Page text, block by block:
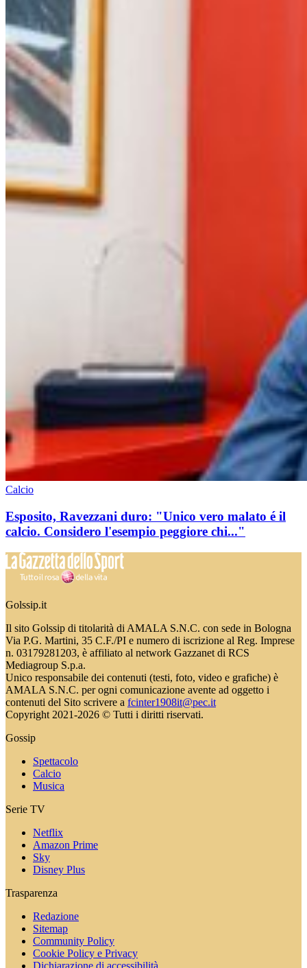
Calcio
Esposito, Ravezzani duro: "Unico vero malato é il
calcio. Considero l'esempio peggiore chi..."
Golssip.it
Il sito Golssip di titolarità di AMALA S.N.C. con sede in Bologna
Via P.G. Martini, 35 C.F./PI e numero di iscrizione al Reg. Imprese
n. 03179281203, è affiliato al network Gazzanet di RCS
Mediagroup S.p.a.
Unico responsabile dei contenuti (testi, foto, video e grafiche) è
AMALA S.N.C. per ogni comunicazione avente ad oggetto i
contenuti del Sito scrivere a fcinter1908it@pec.it
Copyright 2021-2026 © Tutti i diritti riservati.
Gossip
Spettacolo
Calcio
Musica
Serie TV
Netflix
Amazon Prime
Sky
Disney Plus
Trasparenza
Redazione
Sitemap
Community Policy
Cookie Policy e Privacy
Dichiarazione di accessibilità